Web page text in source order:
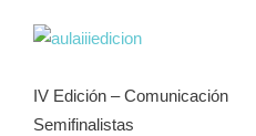
IV Edición – Comunicación
Semifinalistas